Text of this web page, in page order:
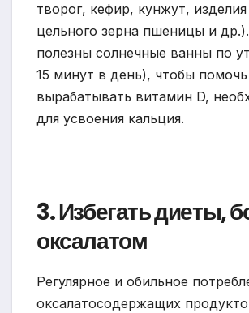
творог, кефир, кунжут, изделия
цельного зерна пшеницы и
полезны солнечные ванны по
15 минут в день), чтобы
вырабатывать витамин D,
для усвоения кальция.
3. Избегать диеты,
оксалатом
Регулярное и обильное
оксалатосодержащих